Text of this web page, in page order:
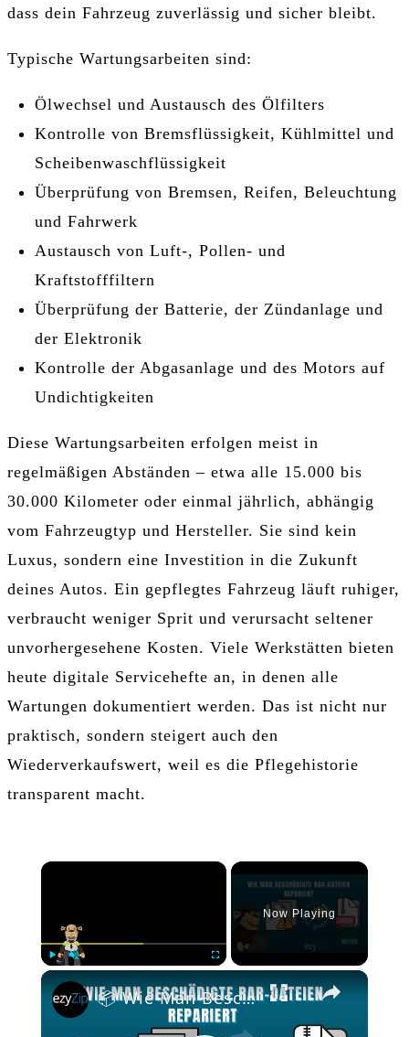
dass dein Fahrzeug zuverlässig und sicher bleibt.
Typische Wartungsarbeiten sind:
Ölwechsel und Austausch des Ölfilters
Kontrolle von Bremsflüssigkeit, Kühlmittel und
Scheibenwaschflüssigkeit
Überprüfung von Bremsen, Reifen, Beleuchtung
und Fahrwerk
Austausch von Luft-, Pollen- und
Kraftstofffiltern
Überprüfung der Batterie, der Zündanlage und
der Elektronik
Kontrolle der Abgasanlage und des Motors auf
Undichtigkeiten
Diese Wartungsarbeiten erfolgen meist in
regelmäßigen Abständen – etwa alle 15.000 bis
30.000 Kilometer oder einmal jährlich, abhängig
vom Fahrzeugtyp und Hersteller. Sie sind kein
Luxus, sondern eine Investition in die Zukunft
deines Autos. Ein gepflegtes Fahrzeug läuft ruhiger,
verbraucht weniger Sprit und verursacht seltener
unvorhergesehene Kosten. Viele Werkstätten bieten
heute digitale Servicehefte an, in denen alle
Wartungen dokumentiert werden. Das ist nicht nur
praktisch, sondern steigert auch den
Wiederverkaufswert, weil es die Pflegehistorie
transparent macht.
×
Now Playing
×
📦 Wie Man Beschädigte RAR-Dateien Kostenlos Repariert | Keine Softwareinstallation Erforderlich